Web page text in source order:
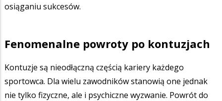
osiąganiu sukcesów.
Fenomenalne powroty po kontuzjach
Kontuzje są nieodłączną częścią kariery każdego
sportowca. Dla wielu zawodników stanowią one jednak
nie tylko fizyczne, ale i psychiczne wyzwanie. Powrót do